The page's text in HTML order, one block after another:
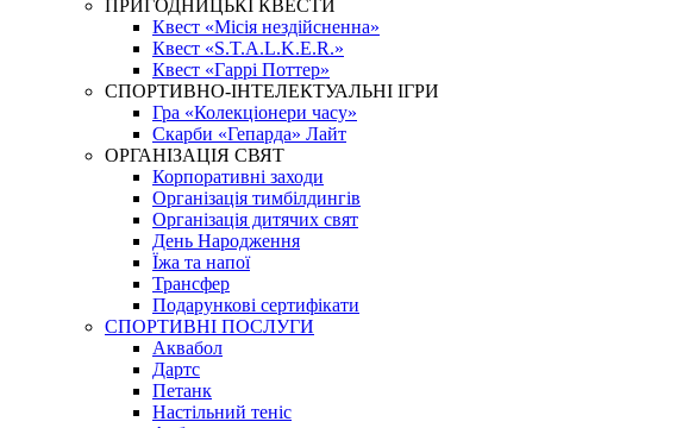
ПРИГОДНИЦЬКІ КВЕСТИ
Квест «Місія нездійсненна»
Квест «S.T.A.L.K.E.R.»
Квест «Гаррі Поттер»
СПОРТИВНО-ІНТЕЛЕКТУАЛЬНІ ІГРИ
Гра «Колекціонери часу»
Скарби «Гепарда» Лайт
ОРГАНІЗАЦІЯ СВЯТ
Корпоративні заходи
Організація тимбілдингів
Організація дитячих свят
День Народження
Їжа та напої
Трансфер
Подарункові сертифікати
СПОРТИВНІ ПОСЛУГИ
Аквабол
Дартс
Петанк
Настільний теніс